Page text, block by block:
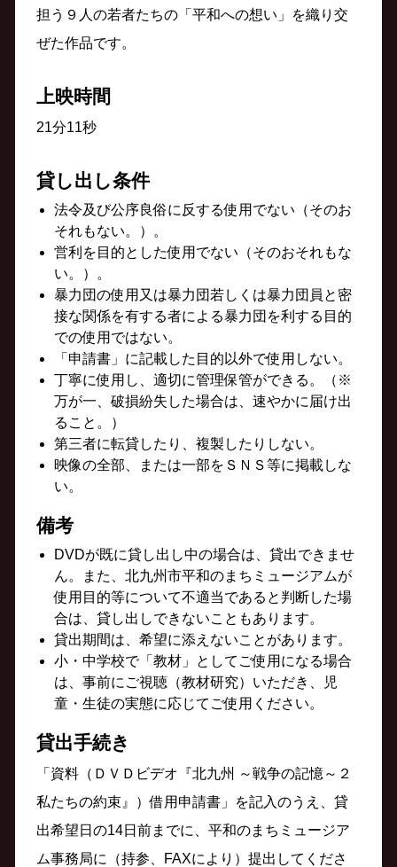
担う９人の若者たちの「平和への想い」を織り交
ぜた作品です。
上映時間
21分11秒
貸し出し条件
法令及び公序良俗に反する使用でない（そのお
それもない。）。
営利を目的とした使用でない（そのおそれもな
い。）。
暴力団の使用又は暴力団若しくは暴力団員と密
接な関係を有する者による暴力団を利する目的
での使用ではない。
「申請書」に記載した目的以外で使用しない。
丁寧に使用し、適切に管理保管ができる。（※
万が一、破損紛失した場合は、速やかに届け出
ること。）
第三者に転貸したり、複製したりしない。
映像の全部、または一部をＳＮＳ等に掲載しな
い。
備考
DVDが既に貸し出し中の場合は、貸出できませ
ん。また、北九州市平和のまちミュージアムが
使用目的等について不適当であると判断した場
合は、貸し出しできないこともあります。
貸出期間は、希望に添えないことがあります。
小・中学校で「教材」としてご使用になる場合
は、事前にご視聴（教材研究）いただき、児
童・生徒の実態に応じてご使用ください。
貸出手続き
「資料（ＤＶＤビデオ『北九州 ～戦争の記憶～２
私たちの約束』）借用申請書」を記入のうえ、貸
出希望日の14日前までに、平和のまちミュージア
ム事務局に（持参、FAXにより）提出してくださ